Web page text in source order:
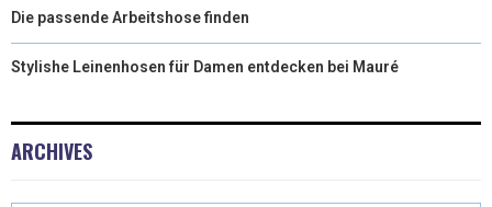
Die passende Arbeitshose finden
Stylishe Leinenhosen für Damen entdecken bei Mauré
ARCHIVES